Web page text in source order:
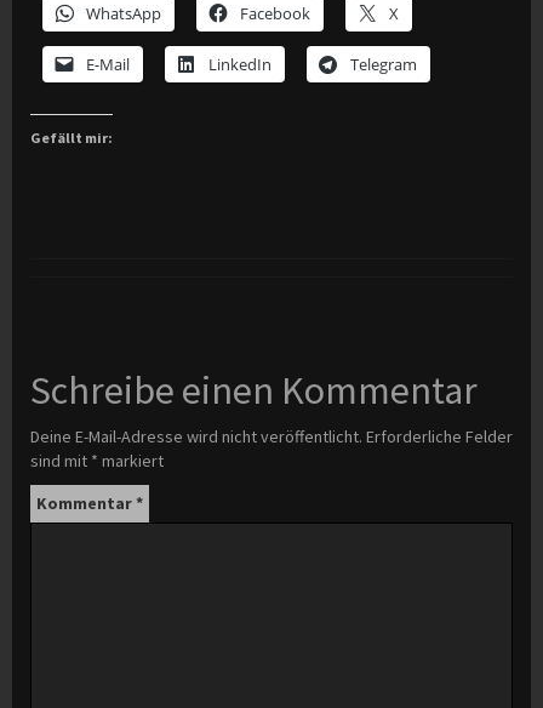
WhatsApp Facebook X
E-Mail LinkedIn Telegram
Gefällt mir:
Schreibe einen Kommentar
Deine E-Mail-Adresse wird nicht veröffentlicht. Erforderliche Felder
sind mit * markiert
Kommentar*